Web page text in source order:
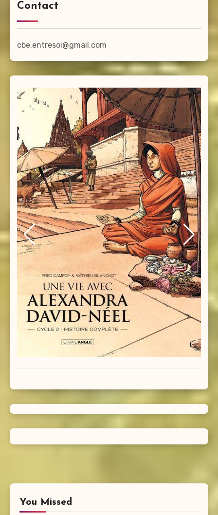
Contact
cbe.entresoi@gmail.com
You Missed